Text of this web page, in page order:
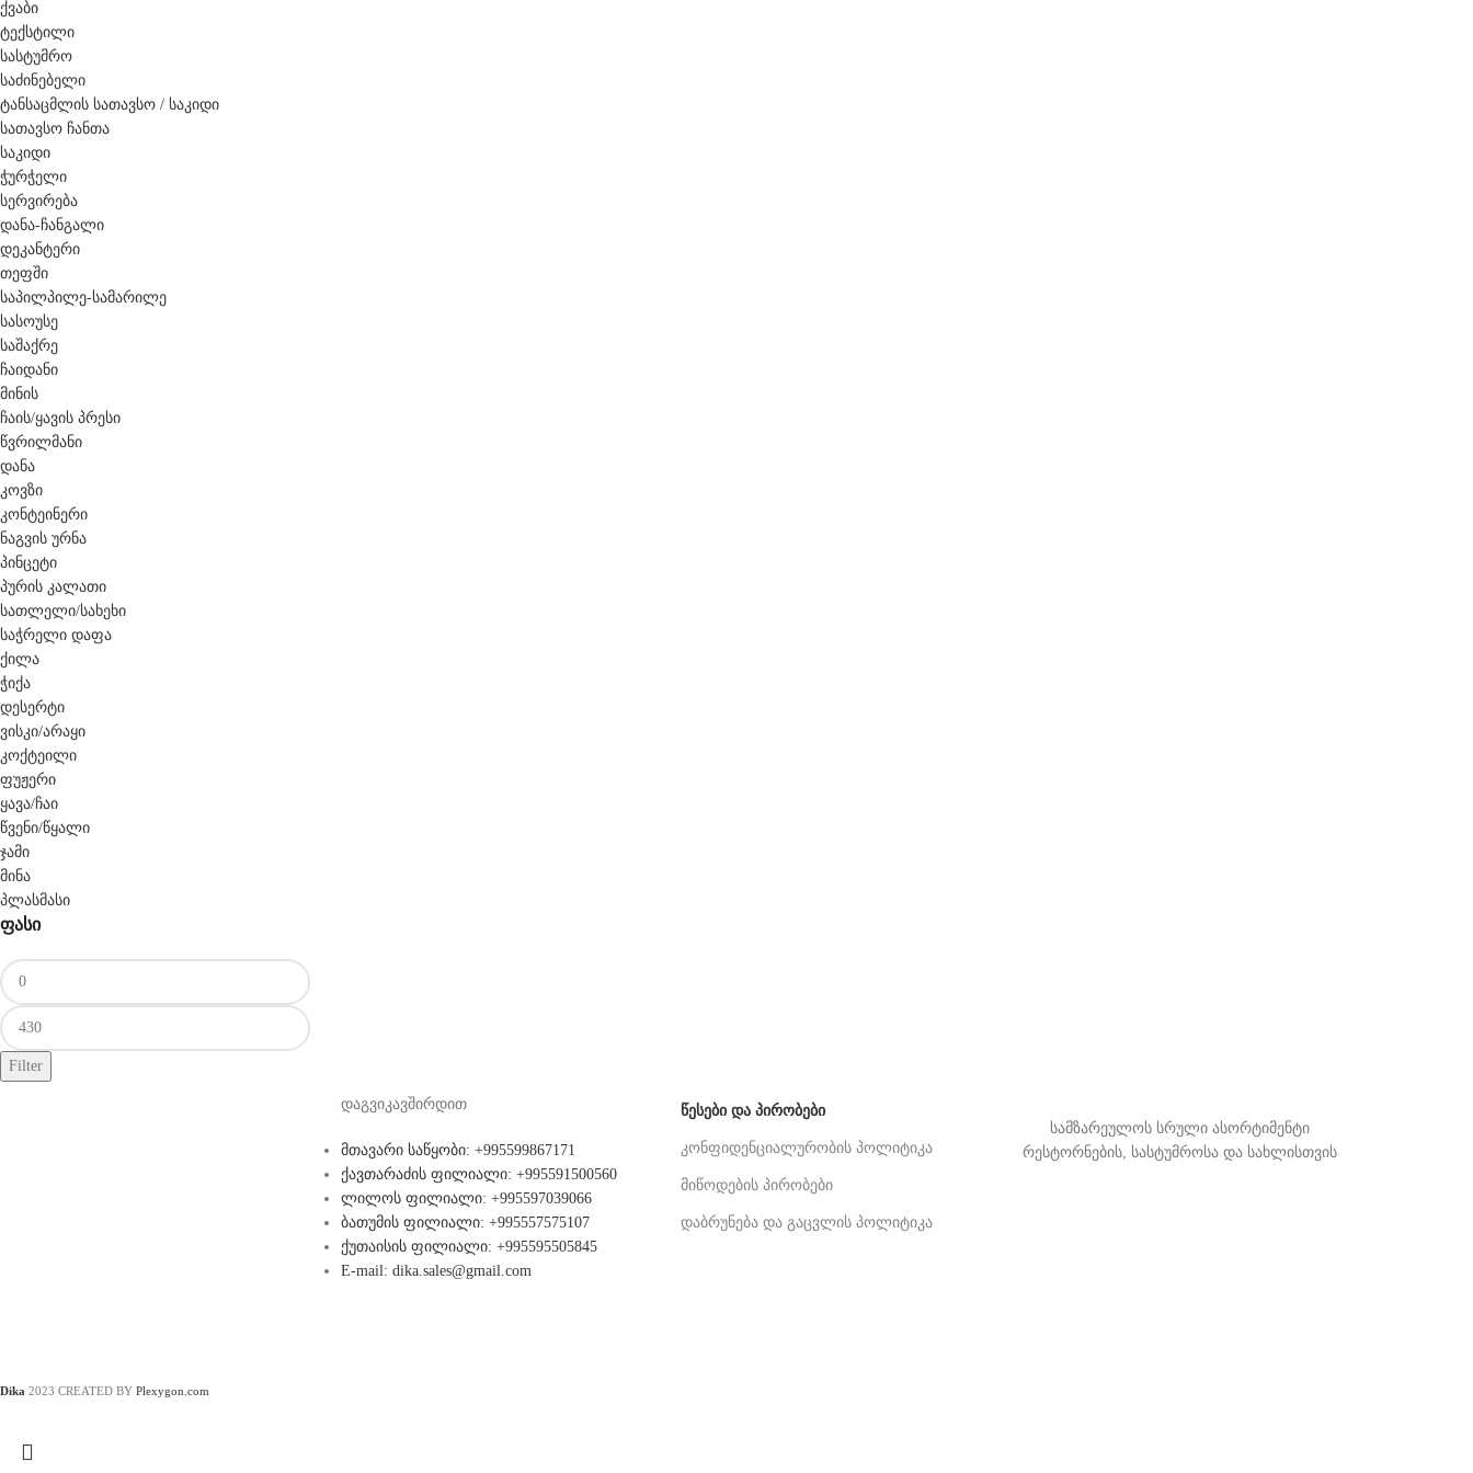
ქვაბი
ტექსტილი
სასტუმრო
საძინებელი
ტანსაცმლის სათავსო / საკიდი
სათავსო ჩანთა
საკიდი
ჭურჭელი
სერვირება
დანა-ჩანგალი
დეკანტერი
თეფში
საპილპილე-სამარილე
სასოუსე
საშაქრე
ჩაიდანი
მინის
ჩაის/ყავის პრესი
წვრილმანი
დანა
კოვზი
კონტეინერი
ნაგვის ურნა
პინცეტი
პურის კალათი
სათლელი/სახეხი
საჭრელი დაფა
ქილა
ჭიქა
დესერტი
ვისკი/არაყი
კოქტეილი
ფუჟერი
ყავა/ჩაი
წვენი/წყალი
ჯამი
მინა
პლასმასი
ფასი
Filter
დაგვიკავშირდით
მთავარი საწყობი: +995599867171
ქავთარაძის ფილიალი: +995591500560
ლილოს ფილიალი: +995597039066
ბათუმის ფილიალი: +995557575107
ქუთაისის ფილიალი: +995595505845
E-mail: dika.sales@gmail.com
ᲬᲔᲡᲔᲑᲘ ᲓᲐ ᲞᲘᲠᲝᲑᲔᲑᲘ
კონფიდენციალურობის პოლიტიკა
მიწოდების პირობები
დაბრუნება და გაცვლის პოლიტიკა
სამზარეულოს სრული ასორტიმენტი
რესტორნების, სასტუმროსა და სახლისთვის
Dika 2023 CREATED BY Plexygon.com